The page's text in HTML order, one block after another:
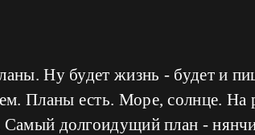
Ну будет жизнь - будет и
Планы есть. Море, солнце. На
долгоидущий план -